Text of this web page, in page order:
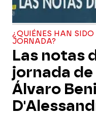
¿QUIÉNES HAN SIDO
JORNADA?
Las notas
jornada
Álvaro